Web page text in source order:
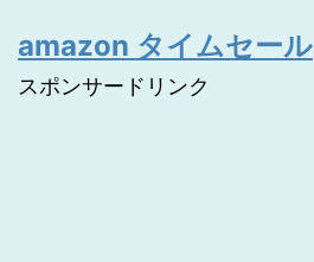
amazon タイムセール
スポンサードリンク